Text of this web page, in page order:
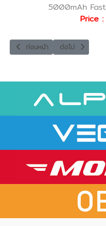
5000mAh
Price :
เนื้อหาก่อนหน้า: ALCP-10PD-
ก่อนหน้า เนื้อหาถัดไป:
ต่อไป